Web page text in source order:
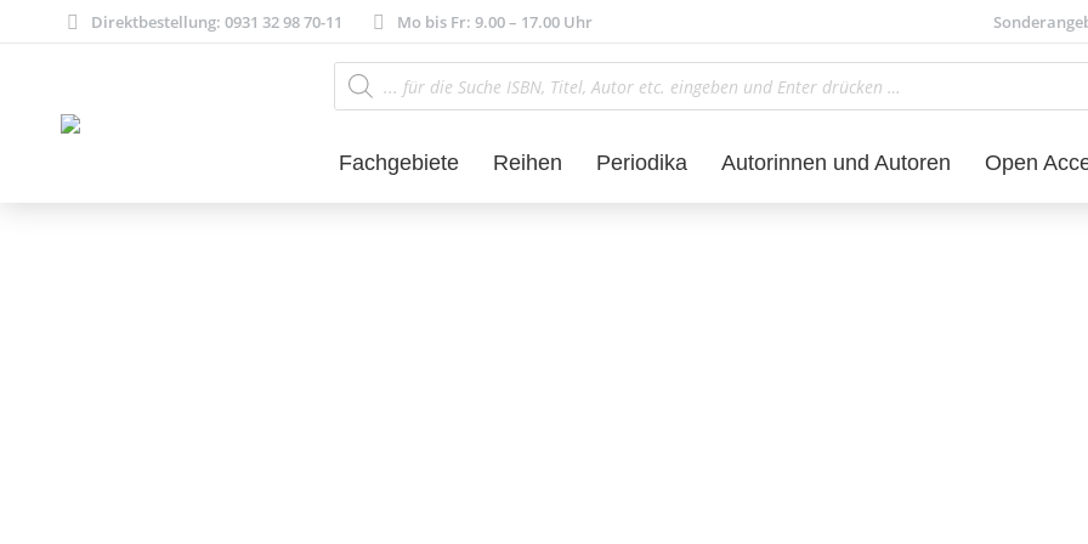
Direktbestellung: 0931 32 98 70-11 Mo bis Fr: 9.00 – 17.00 Uhr
Products
search
Fachgebiete Reihen Periodika Autorinnen und Autoren Open